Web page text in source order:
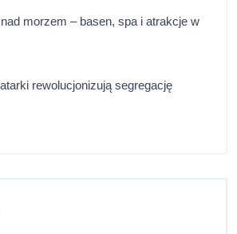
morzem – basen, spa i atrakcje w
rewolucjonizują segregację